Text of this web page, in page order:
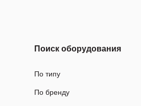
Поиск оборудования
По типу
По бренду